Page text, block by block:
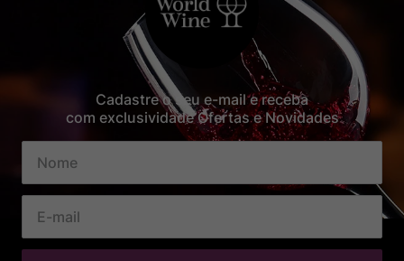
Cadastre o seu e-mail e receba
com exclusividade Ofertas e Novidades